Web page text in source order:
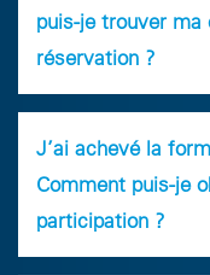
puis-je trouver
réservation ?
J’ai achevé la
Comment puis-je
participation ?